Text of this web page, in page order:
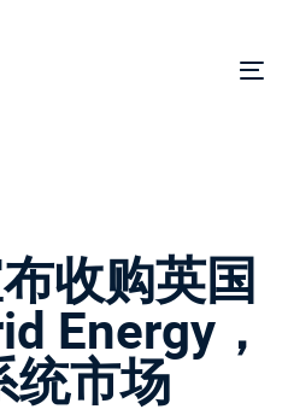
切
收购英国
Energy，
统市场